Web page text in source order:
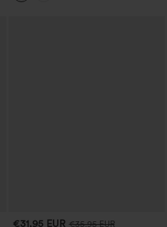
€31,95 EUR €35,95 EUR